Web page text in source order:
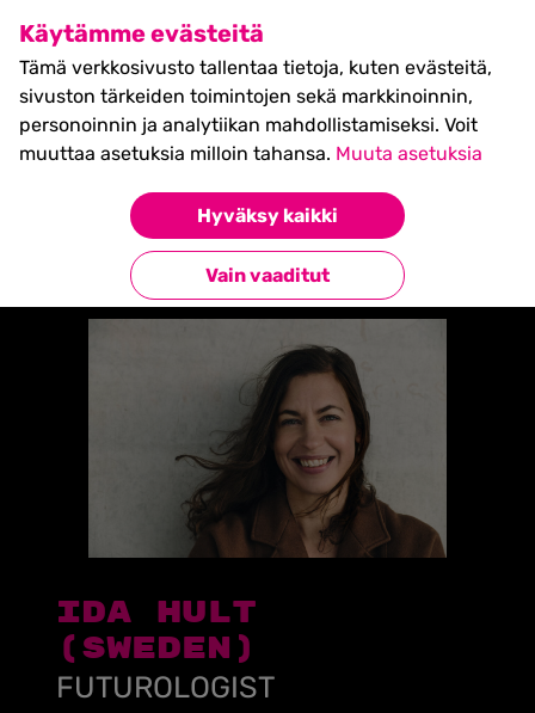
Käytämme evästeitä
Tämä verkkosivusto tallentaa tietoja, kuten evästeitä,
sivuston tärkeiden toimintojen sekä markkinoinnin,
personoinnin ja analytiikan mahdollistamiseksi. Voit
muuttaa asetuksia milloin tahansa. Muuta asetuksia
Hyväksy kaikki
Vain vaaditut
SHIFT Business Festival
27.5.2027, Turku - liput
myynnissä nyt! >>
IDA HULT (SWEDEN)
Takaisin esiintyjiin
IDA HULT
(SWEDEN)
FUTUROLOGIST